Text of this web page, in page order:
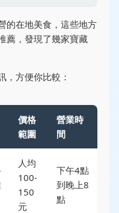
的在地美食，這些地方
薦，發現了幾家寶藏
，方便你比較：
價格
範圍
營業時
間
人均
100-
150
元
下午4點
到晚上8
點